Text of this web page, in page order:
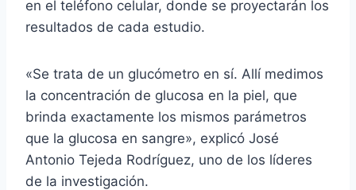
en el teléfono celular, donde se proyectarán los
resultados de cada estudio.
«Se trata de un glucómetro en sí. Allí medimos
la concentración de glucosa en la piel, que
brinda exactamente los mismos parámetros
que la glucosa en sangre», explicó José
Antonio Tejeda Rodríguez, uno de los líderes
de la investigación.